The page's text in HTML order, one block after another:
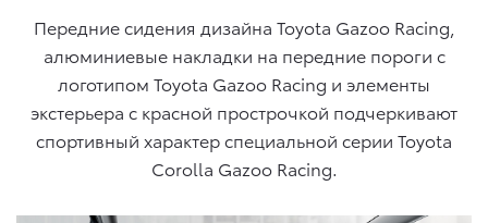
Передние сидения дизайна Toyota Gazoo Racing
алюминиевые накладки на передние пороги с
логотипом Toyota Gazoo Racing и элементы
экстерьера с красной прострочкой подчеркивают
спортивный характер специальной серии Toyota
Corolla Gazoo Racing.